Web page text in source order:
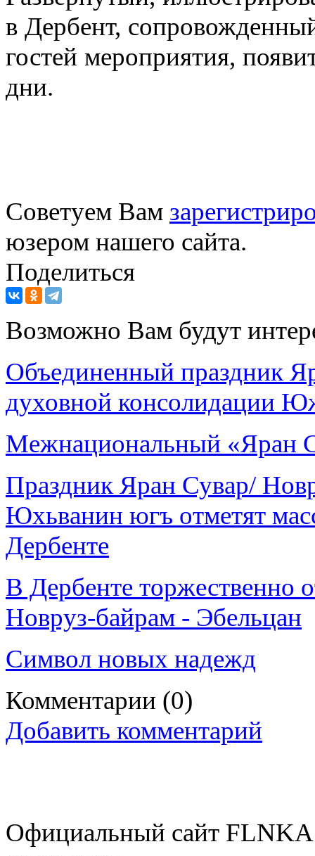
в Дербент,
гостей мероприятия,
дни.
Советуем Вам
юзером нашего сайта.
Поделиться
Возможно Вам будут
Объединенный праздник
духовной консолидации
Межнациональный «Яран
Праздник Яран Сувар/
Юхьванин югъ отметят
Дербенте
В Дербенте торжественно
Новруз-байрам - Эбельцан
Символ новых надежд
Комментарии (0)
Добавить комментарий
Официальный сайт